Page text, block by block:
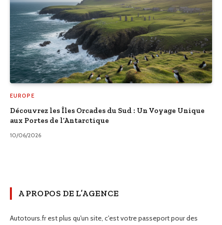
EUROPE
Découvrez les Îles Orcades du Sud : Un Voyage Unique
aux Portes de l’Antarctique
10/06/2026
A PROPOS DE L’AGENCE
Autotours.fr est plus qu'un site, c'est votre passeport pour des